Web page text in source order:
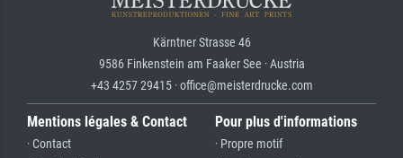
Kärntner Strasse 46
9586 Finkenstein am Faaker See · Austria
+43 4257 29415 · office@meisterdrucke.com
Mentions légales & Contact
· Contact
Pour plus d'informations
· Propre motif